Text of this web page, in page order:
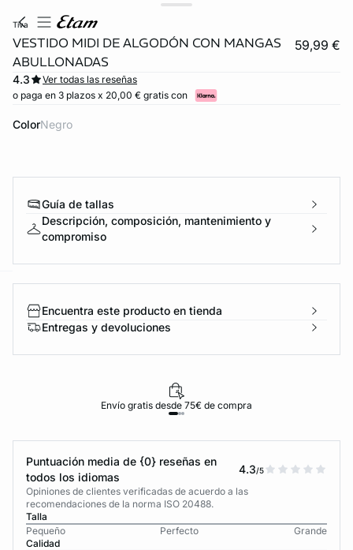
tiva
VESTIDO MIDI DE ALGODÓN CON MANGAS
ABULLONADAS
59,99 €
4.3
Ver todas las reseñas
o paga en 3 plazos x 20,00 € gratis con
Color negro
Guía de tallas
Descripción, composición, mantenimiento y
compromiso
Encuentra este producto en tienda
Entregas y devoluciones
Envío gratis desde 75€ de compra
Puntuación media de {0} reseñas en
todos los idiomas
4.3/5
Opiniones de clientes verificadas de acuerdo a las
recomendaciones de la norma ISO 20488.
Talla
Pequeño
Perfecto
Grande
Calidad